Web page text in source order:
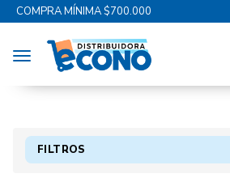
COMPRA MÍNIMA $700.000
Toggle navigation
FILTROS